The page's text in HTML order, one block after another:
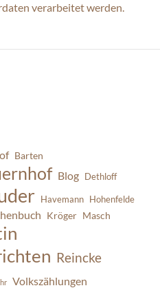
verarbeitet werden.
Barten
Blog Dethloff
Havemann Hohenfelde
Kröger Masch
Reincke
Volkszählungen